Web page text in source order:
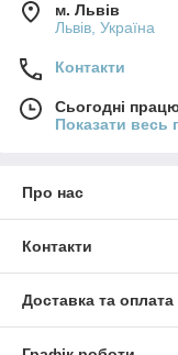
м. Львів
Львів, Україна
Контакти
Сьогодні
Показати весь
Про нас
Контакти
Доставка та оплата